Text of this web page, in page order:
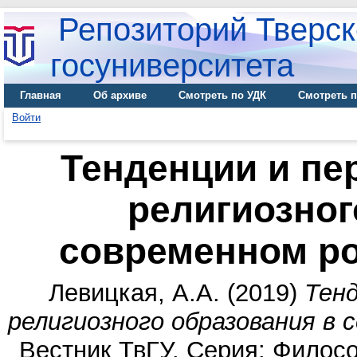
Репозиторий
госуниверситета
Главная Об архиве Смотреть по УДК
Смотреть
Войти
Тенденции и
современном
Левицкая, А.А. (2019)
религиозного образования
Вестник ТвГУ. Серия: